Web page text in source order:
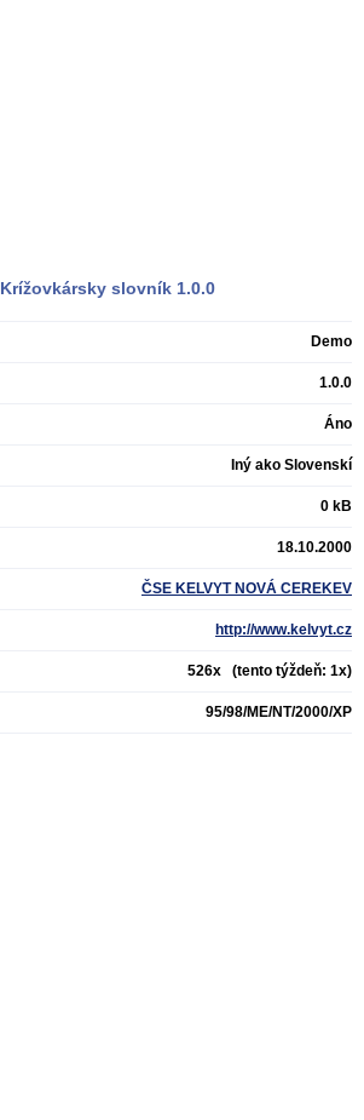
Krížovkársky slovník 1.0.0
Demo
1.0.0
Áno
Iný ako Slovenskí
0 kB
18.10.2000
ČSE KELVYT NOVÁ CEREKEV
http://www.kelvyt.cz
526x (tento týždeň: 1x)
95/98/ME/NT/2000/XP